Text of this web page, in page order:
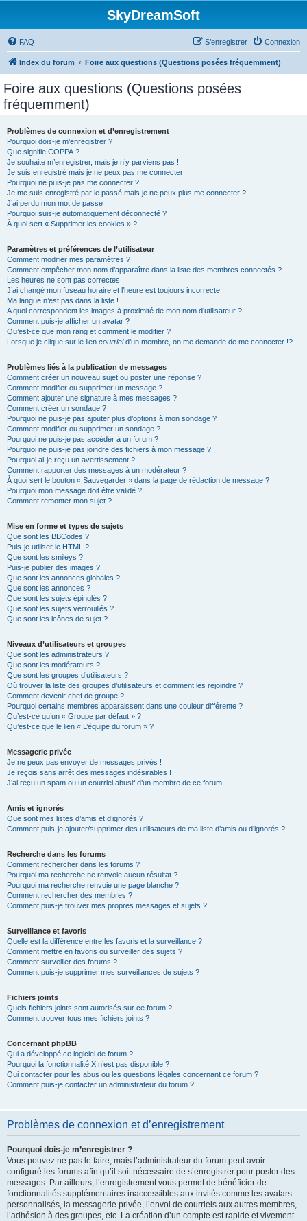
SkyDreamSoft
FAQ Connexion
S’enregistrer
Index du forum Foire aux questions (Questions posées fréquemment)
Foire aux questions (Questions posées
fréquemment)
Problèmes de connexion et d’enregistrement
Pourquoi dois-je m’enregistrer ?
Que signifie COPPA ?
Je souhaite m’enregistrer, mais je n’y parviens pas !
Je suis enregistré mais je ne peux pas me connecter !
Pourquoi ne puis-je pas me connecter ?
Je me suis enregistré par le passé mais je ne peux plus me connecter ?!
J’ai perdu mon mot de passe !
Pourquoi suis-je automatiquement déconnecté ?
À quoi sert « Supprimer les cookies » ?
Paramètres et préférences de l’utilisateur
Comment modifier mes paramètres ?
Comment empêcher mon nom d’apparaître dans la liste des membres connectés ?
Les heures ne sont pas correctes !
J’ai changé mon fuseau horaire et l’heure est toujours incorrecte !
Ma langue n’est pas dans la liste !
A quoi correspondent les images à proximité de mon nom d’utilisateur ?
Comment puis-je afficher un avatar ?
Qu’est-ce que mon rang et comment le modifier ?
Lorsque je clique sur le lien courrield’un membre, on me demande de me connecter !?
Problèmes liés à la publication de messages
Comment créer un nouveau sujet ou poster une réponse ?
Comment modifier ou supprimer un message ?
Comment ajouter une signature à mes messages ?
Comment créer un sondage ?
Pourquoi ne puis-je pas ajouter plus d’options à mon sondage ?
Comment modifier ou supprimer un sondage ?
Pourquoi ne puis-je pas accéder à un forum ?
Pourquoi ne puis-je pas joindre des fichiers à mon message ?
Pourquoi ai-je reçu un avertissement ?
Comment rapporter des messages à un modérateur ?
À quoi sert le bouton « Sauvegarder » dans la page de rédaction de message ?
Pourquoi mon message doit être validé ?
Comment remonter mon sujet ?
Mise en forme et types de sujets
Que sont les BBCodes ?
Puis-je utiliser le HTML ?
Que sont les smileys ?
Puis-je publier des images ?
Que sont les annonces globales ?
Que sont les annonces ?
Que sont les sujets épinglés ?
Que sont les sujets verrouillés ?
Que sont les icônes de sujet ?
Niveaux d’utilisateurs et groupes
Que sont les administrateurs ?
Que sont les modérateurs ?
Que sont les groupes d’utilisateurs ?
Où trouver la liste des groupes d’utilisateurs et comment les rejoindre ?
Comment devenir chef de groupe ?
Pourquoi certains membres apparaissent dans une couleur différente ?
Qu’est-ce qu’un « Groupe par défaut » ?
Qu’est-ce que le lien « L’équipe du forum » ?
Messagerie privée
Je ne peux pas envoyer de messages privés !
Je reçois sans arrêt des messages indésirables !
J’ai reçu un spam ou un courriel abusif d’un membre de ce forum !
Amis et ignorés
Que sont mes listes d’amis et d’ignorés ?
Comment puis-je ajouter/supprimer des utilisateurs de ma liste d’amis ou d’ignorés ?
Recherche dans les forums
Comment rechercher dans les forums ?
Pourquoi ma recherche ne renvoie aucun résultat ?
Pourquoi ma recherche renvoie une page blanche ?!
Comment rechercher des membres ?
Comment puis-je trouver mes propres messages et sujets ?
Surveillance et favoris
Quelle est la différence entre les favoris et la surveillance ?
Comment mettre en favoris ou surveiller des sujets ?
Comment surveiller des forums ?
Comment puis-je supprimer mes surveillances de sujets ?
Fichiers joints
Quels fichiers joints sont autorisés sur ce forum ?
Comment trouver tous mes fichiers joints ?
Concernant phpBB
Qui a développé ce logiciel de forum ?
Pourquoi la fonctionnalité X n’est pas disponible ?
Qui contacter pour les abus ou les questions légales concernant ce forum ?
Comment puis-je contacter un administrateur du forum ?
Problèmes de connexion et d’enregistrement
Pourquoi dois-je m’enregistrer ?
Vous pouvez ne pas le faire, mais l’administrateur du forum peut avoir
configuré les forums afin qu’il soit nécessaire de s’enregistrer pour poster des
messages. Par ailleurs, l’enregistrement vous permet de bénéficier de
fonctionnalités supplémentaires inaccessibles aux invités comme les avatars
personnalisés, la messagerie privée, l’envoi de courriels aux autres membres,
l’adhésion à des groupes, etc. La création d’un compte est rapide et vivement